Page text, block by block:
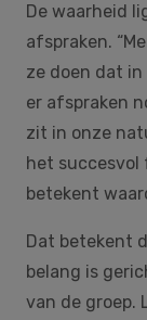
De waarheid
afspraken.
ze doen dat
er afspraken
zit in onze
het
betekent
Dat betekent
belang is
van de groep.